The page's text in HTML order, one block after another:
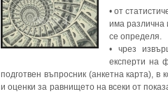
• от
има различна
се определя.
• чрез
експерти на
подготвен въпросник (анкетна карта),
и оценки за равнището на всеки от